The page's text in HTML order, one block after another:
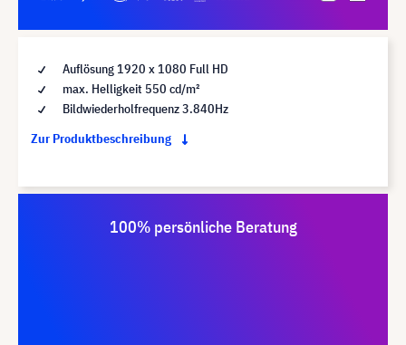
Auflösung 1920 x 1080 Full HD
max. Helligkeit 550 cd/m²
Bildwiederholfrequenz 3.840Hz
Zur Produktbeschreibung
100% persönliche Beratung